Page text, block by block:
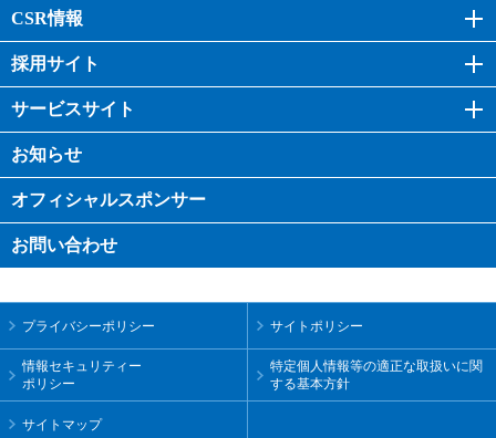
CSR情報
採用サイト
サービスサイト
お知らせ
オフィシャルスポンサー
お問い合わせ
プライバシーポリシー サイトポリシー
情報セキュリティー
ポリシー
特定個人情報等の適正な取扱いに関
する基本方針
サイトマップ